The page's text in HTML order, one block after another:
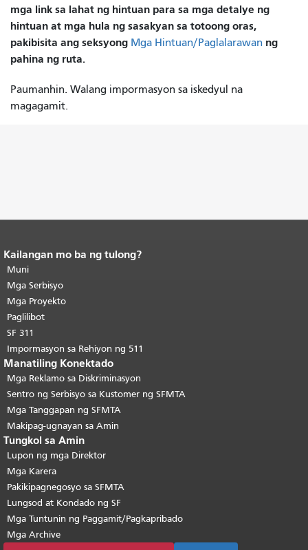
mga link sa lahat ng hintuan para sa mga detalye ng
hintuan at mga hula ng sasakyan sa totoong oras,
pakibisita ang seksyong Mga Hintuan/Paglalarawan ng
pahina ng ruta.
Paumanhin. Walang impormasyon sa iskedyul na
magagamit.
Katapusan ng nilalaman ng
pahina.
pahinang ito ay nauulit sa bawat
pahina.Bumalik sa itaas ng
pangunahing nilalaman
Kailangan mo ba ng tulong?
Muni
Mga Serbisyo
Mga Proyekto
Paglilibot
SF 311
Impormasyon sa Rehiyon ng 511
Manatiling Konektado
Mga Reklamo sa Diskriminasyon
Sentro ng Serbisyo sa Kustomer ng SFMTA
Mga Tanggapan ng SFMTA
Makipag-ugnayan sa Amin
Tungkol sa Amin
Lupon ng mga Direktor
Mga Karera
Pakikipagnegosyo sa SFMTA
Lungsod at Kondado ng SF
Mga Tuntunin ng Paggamit/Pagkapribado
Mga Archive